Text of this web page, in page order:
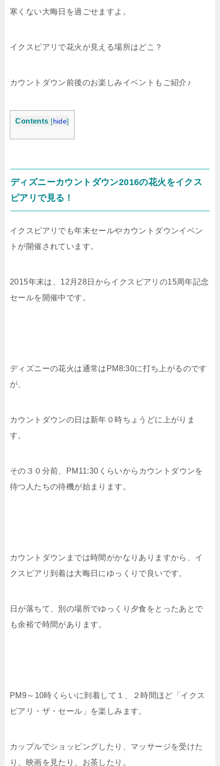
寒くない大晦日を過ごせますよ。
イクスピアリで花火が見える場所はどこ？
カウントダウン前後のお楽しみイベントもご紹介♪
Contents [ hide]
ディズニーカウントダウン2016の花火をイクス
ピアリで見る！
イクスピアリでも年末セールやカウントダウンイベン
トが開催されています。
2015年末は、12月28日からイクスピアリの15周年記念
セールを開催中です。
ディズニーの花火は通常はPM8:30に打ち上がるのです
が、
カウントダウンの日は新年０時ちょうどに上がりま
す。
その３０分前、PM11:30くらいからカウントダウンを
待つ人たちの待機が始まります。
カウントダウンまでは時間がかなりありますから、イ
クスピアリ到着は大晦日にゆっくりで良いです。
日が落ちて、別の場所でゆっくり夕食をとったあとで
も余裕で時間があります。
PM9～10時くらいに到着して１、２時間ほど「イクス
ピアリ・ザ・セール」を楽しみます。
カップルでショッピングしたり、マッサージを受けた
り、映画を見たり、お茶したり。